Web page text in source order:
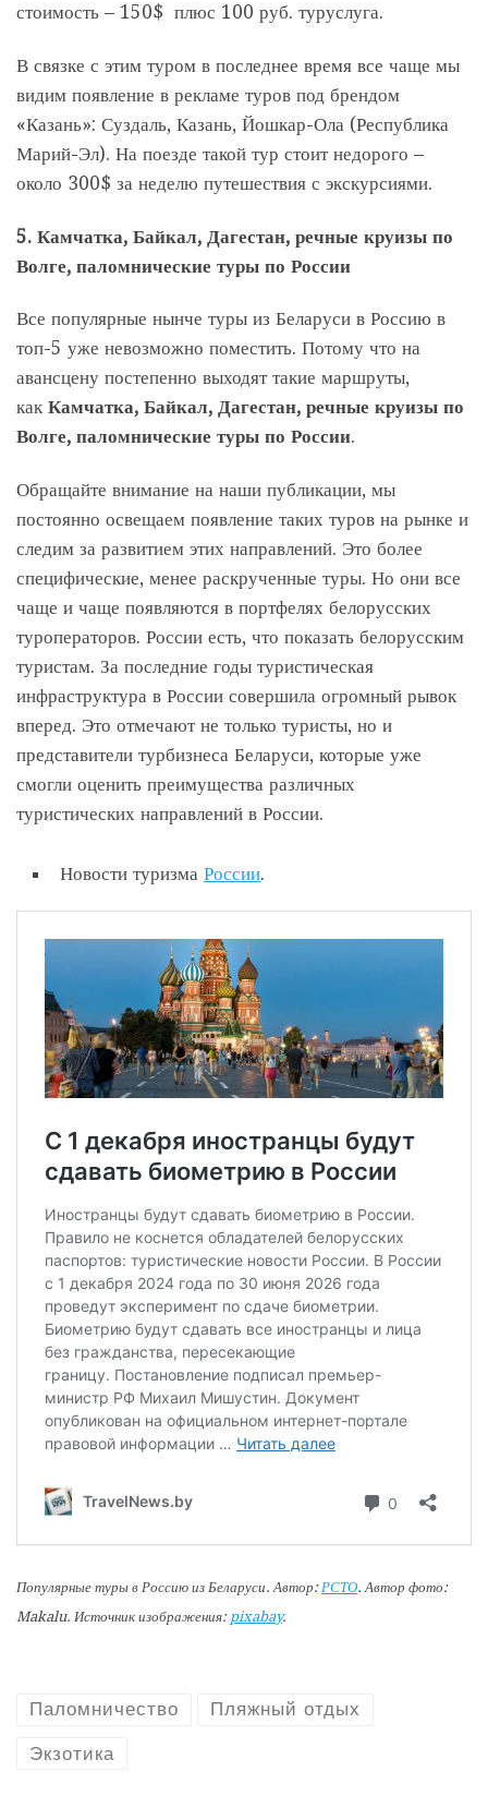
стоимость – 150$ плюс 100 руб. туруслуга.
В связке с этим туром в последнее время все чаще мы
видим появление в рекламе туров под брендом
«Казань»: Суздаль, Казань, Йошкар-Ола (Республика
Марий-Эл). На поезде такой тур стоит недорого –
около 300$ за неделю путешествия с экскурсиями.
5. Камчатка, Байкал, Дагестан, речные круизы по
Волге, паломнические туры по России
Все популярные нынче туры из Беларуси в Россию в
топ-5 уже невозможно поместить. Потому что на
авансцену постепенно выходят такие маршруты,
как Камчатка, Байкал, Дагестан, речные круизы по
Волге, паломнические туры по России.
Обращайте внимание на наши публикации, мы
постоянно освещаем появление таких туров на рынке и
следим за развитием этих направлений. Это более
специфические, менее раскрученные туры. Но они все
чаще и чаще появляются в портфелях белорусских
туроператоров. России есть, что показать белорусским
туристам. За последние годы туристическая
инфраструктура в России совершила огромный рывок
вперед. Это отмечают не только туристы, но и
представители турбизнеса Беларуси, которые уже
смогли оценить преимущества различных
туристических направлений в России.
Новости туризма России.
Популярные туры в Россию из Беларуси. Автор:РСТО. Автор фото:
Makalu. Источник изображения: pixabay.
Паломничество Пляжный отдых
Экзотика